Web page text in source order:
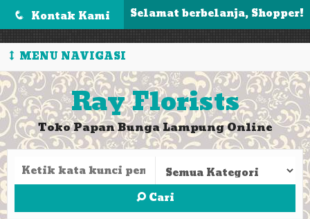
q Kontak Kami Selamat berbelanja, Shopper!
MENU NAVIGASI
Ray Florists
Toko Papan Bunga Lampung Online
Cari